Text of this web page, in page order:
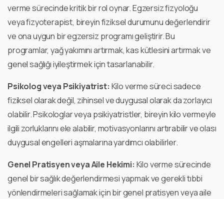
verme sürecinde kritik bir rol oynar. Egzersiz fizyoloğu
veya fizyoterapist, bireyin fiziksel durumunu değerlendirir
ve ona uygun bir egzersiz programı geliştirir. Bu
programlar, yağ yakımını artırmak, kas kütlesini artırmak ve
genel sağlığı iyileştirmek için tasarlanabilir.
Psikolog veya Psikiyatrist: Kilo verme süreci sadece
fiziksel olarak değil, zihinsel ve duygusal olarak da zorlayıcı
olabilir. Psikologlar veya psikiyatristler, bireyin kilo vermeyle
ilgili zorluklarını ele alabilir, motivasyonlarını artırabilir ve olası
duygusal engelleri aşmalarına yardımcı olabilirler.
Genel Pratisyen veya Aile Hekimi: Kilo verme sürecinde
genel bir sağlık değerlendirmesi yapmak ve gerekli tıbbi
yönlendirmeleri sağlamak için bir genel pratisyen veya aile